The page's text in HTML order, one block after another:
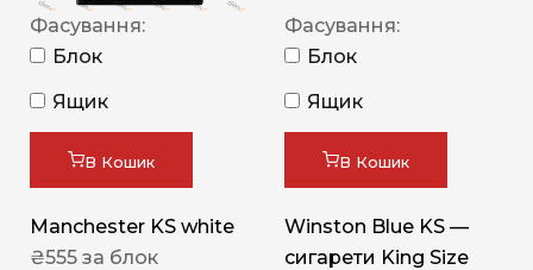
Фасування:
Блок
Ящик
В Кошик
Manchester KS white
₴555 за блок
Фасування:
Блок
Ящик
В Кошик
Winston Blue KS —
сигарети King Size